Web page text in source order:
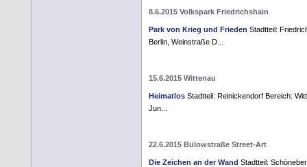
8.6.2015 Volkspark Friedrichshain
Park von Krieg und Frieden Stadtteil:
Berlin, Weinstraße D...
15.6.2015 Wittenau
Heimatlos Stadtteil: Reinickendorf Bereich:
Jun...
22.6.2015 Bülowstraße Street-Art
Die Zeichen an der Wand Stadtteil: